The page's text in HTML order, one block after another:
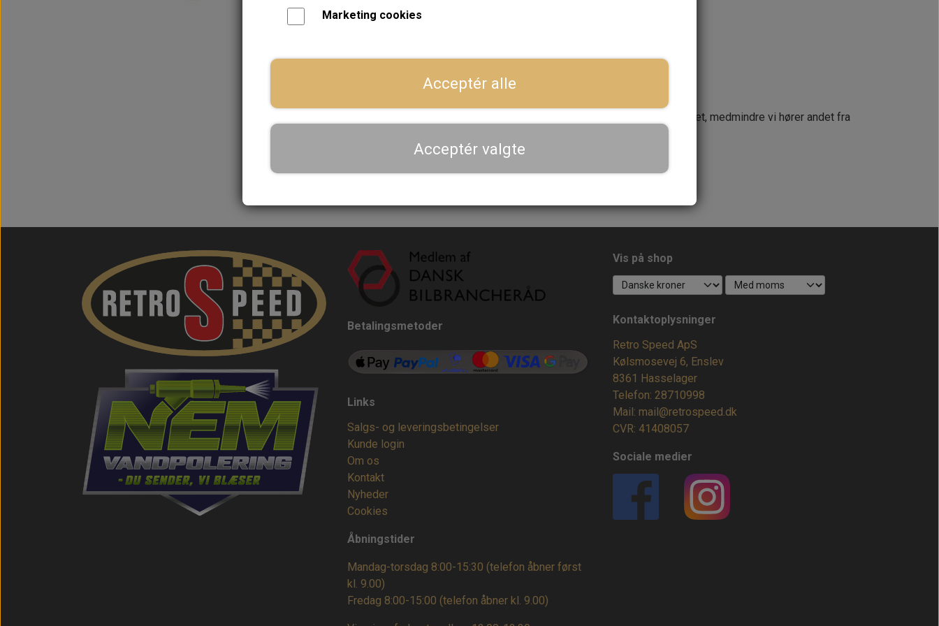
Dansk webshop, kundeservice og lager
Hurtig levering - sendes ofte samme dag og leveres næste dag
Se aktuel leveringstid på varen - vi afsender altid hele din ordre samlet, medmindre vi hører andet fra
Priser er inkl. moms
Betalingsmetoder
Links
Salgs- og leveringsbetingelser
Kunde login
Om os
Kontakt
Nyheder
Cookies
Åbningstider
Mandag-torsdag 8:00-15:30 (telefon åbner først
kl. 9.00)
Fredag 8:00-15:00 (telefon åbner kl. 9.00)
Vis på shop
Kontaktoplysninger
Retro Speed ApS
Kølsmosevej 6, Enslev
8361 Hasselager
Telefon: 28710998
Mail: mail@retrospeed.dk
CVR: 41408057
Sociale medier
Marketing cookies
Acceptér alle
Acceptér valgte